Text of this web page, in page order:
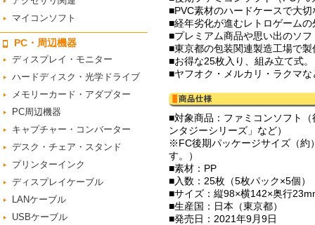
マイコンソフト
PC・周辺機器
ディスプレイ・モニター
ハードディスク・光学ドライブ
メモリーカード・アダプター
PC周辺機器
キャプチャー・コンバーター
デスク・チェア・スタンド
プリンターインク
ディスプレイケーブル
LANケーブル
USBケーブル
■PVC素材のハードケースで大
■経年劣化が進むレトロゲーム
■プレミアム商品や思い出のソ
■東京都の包装関連製造工場で
■お得な25枚入り、組み立て式。
■ヤフオク・メルカリ・ラクマ
■対象商品：ファミコンソフト
ンタジーシリーズ」など）
※FC後期パッケージサイズ（約
す。）
■素材：PP
■入数：25枚（5枚パック×5個）
■サイズ：縦98×横142×奥行
■生産国：日本（東京都）
■発売日：2021年9月9日